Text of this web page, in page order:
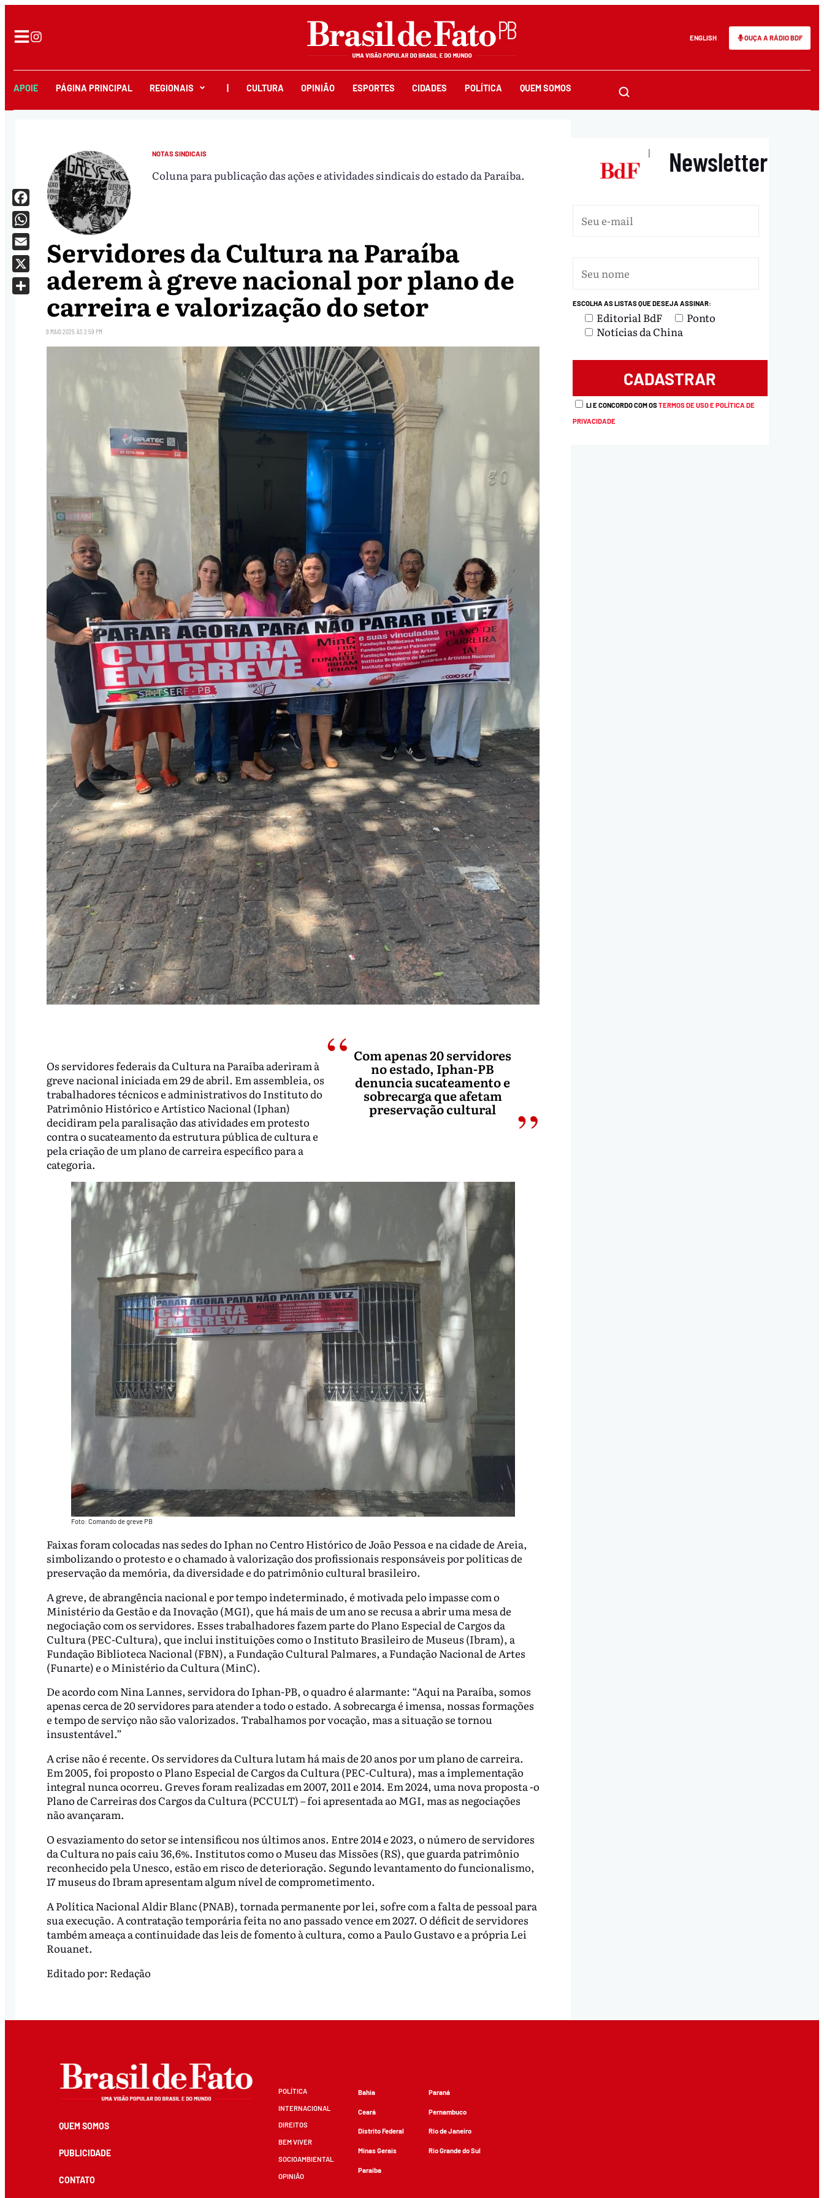
ENGLISH OUÇA A RÁDIO BDF
APOIE PÁGINA PRINCIPAL REGIONAIS CULTURA OPINIÃO ESPORTES CIDADES POLÍTICA QUEM SOMOS
NOTAS SINDICAIS
Coluna para publicação das ações e atividades sindicais do estado da Paraíba.
Servidores da Cultura na Paraíba
aderem à greve nacional por plano de
carreira e valorização do setor
9.MAIO.2025 ÀS 2:59 PM
Com apenas 20 servidores
no estado, Iphan-PB
denuncia sucateamento e
sobrecarga que afetam
preservação cultural
Os servidores federais da Cultura na Paraíba aderiram à
greve nacional iniciada em 29 de abril. Em assembleia, os
trabalhadores técnicos e administrativos do Instituto do
Patrimônio Histórico e Artístico Nacional (Iphan)
decidiram pela paralisação das atividades em protesto
contra o sucateamento da estrutura pública de cultura e
pela criação de um plano de carreira específico para a
categoria.
Foto: Comando de greve PB
Faixas foram colocadas nas sedes do Iphan no Centro Histórico de João Pessoa e na cidade de Areia,
simbolizando o protesto e o chamado à valorização dos profissionais responsáveis por políticas de
preservação da memória, da diversidade e do patrimônio cultural brasileiro.
A greve, de abrangência nacional e por tempo indeterminado, é motivada pelo impasse com o
Ministério da Gestão e da Inovação (MGI), que há mais de um ano se recusa a abrir uma mesa de
negociação com os servidores. Esses trabalhadores fazem parte do Plano Especial de Cargos da
Cultura (PEC-Cultura), que inclui instituições como o Instituto Brasileiro de Museus (Ibram), a
Fundação Biblioteca Nacional (FBN), a Fundação Cultural Palmares, a Fundação Nacional de Artes
(Funarte) e o Ministério da Cultura (MinC).
De acordo com Nina Lannes, servidora do Iphan-PB, o quadro é alarmante: “Aqui na Paraíba, somos
apenas cerca de 20 servidores para atender a todo o estado. A sobrecarga é imensa, nossas formações
e tempo de serviço não são valorizados. Trabalhamos por vocação, mas a situação se tornou
insustentável.”
A crise não é recente. Os servidores da Cultura lutam há mais de 20 anos por um plano de carreira.
Em 2005, foi proposto o Plano Especial de Cargos da Cultura (PEC-Cultura), mas a implementação
integral nunca ocorreu. Greves foram realizadas em 2007, 2011 e 2014. Em 2024, uma nova proposta -o
Plano de Carreiras dos Cargos da Cultura (PCCULT) – foi apresentada ao MGI, mas as negociações
não avançaram.
O esvaziamento do setor se intensificou nos últimos anos. Entre 2014 e 2023, o número de servidores
da Cultura no país caiu 36,6%. Institutos como o Museu das Missões (RS), que guarda patrimônio
reconhecido pela Unesco, estão em risco de deterioração. Segundo levantamento do funcionalismo,
17 museus do Ibram apresentam algum nível de comprometimento.
A Política Nacional Aldir Blanc (PNAB), tornada permanente por lei, sofre com a falta de pessoal para
sua execução. A contratação temporária feita no ano passado vence em 2027. O déficit de servidores
também ameaça a continuidade das leis de fomento à cultura, como a Paulo Gustavo e a própria Lei
Rouanet.
Facebook
WhatsApp
Email
X
Editado por: Redação
| Newsletter
ESCOLHA AS LISTAS QUE DESEJA ASSINAR:
Editorial BdF
Ponto
Notícias da China
LI E CONCORDO COM OSTERMOS DE USO E POLÍTICA DE
PRIVACIDADE
QUEM SOMOS
PUBLICIDADE
CONTATO
POLÍTICA
INTERNACIONAL
DIREITOS
BEM VIVER
SOCIOAMBIENTAL
OPINIÃO
Bahia
Ceará
Distrito Federal
Minas Gerais
Paraíba
Paraná
Pernambuco
Rio de Janeiro
Rio Grande do Sul